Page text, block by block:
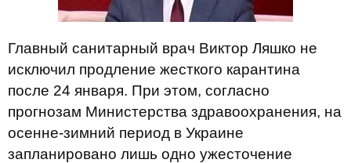
Главный санитарный врач Виктор Ляшко не
исключил продление жесткого карантина
после 24 января. При этом, согласно
прогнозам Министерства здравоохранения, на
осенне-зимний период в Украине
запланировано лишь одно ужесточение